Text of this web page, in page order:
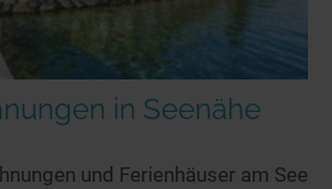
in Seenähe
und Ferienhäuser am See